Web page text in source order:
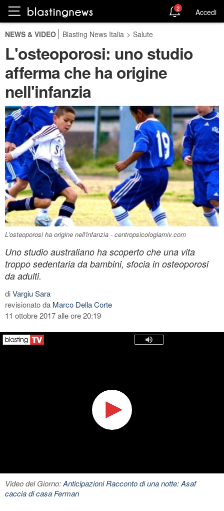
2 Accedi
NEWS & VIDEO Blasting News Italia > Salute
L'osteoporosi: uno studio
afferma che ha origine
nell'infanzia
L'osteoporosi ha origine nell'infanzia - centropsicologiamiv.com
Uno studio australiano ha scoperto che una vita
troppo sedentaria da bambini, sfocia in osteoporosi
da adulti.
diVargiu Sara
revisionato da Marco Della Corte
11 ottobre 2017 alle ore 20:19
Video del Giorno:Anticipazioni Racconto di una notte: Asaf
caccia di casa Ferman